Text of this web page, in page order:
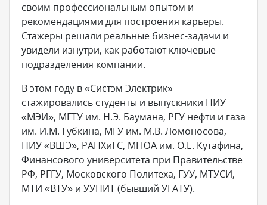
своим профессиональным опытом и
рекомендациями для построения карьеры.
Стажеры решали реальные бизнес-задачи и
увидели изнутри, как работают ключевые
подразделения компании.
В этом году в «Систэм Электрик»
стажировались студенты и выпускники НИУ
«МЭИ», МГТУ им. Н.Э. Баумана, РГУ нефти и газа
им. И.М. Губкина, МГУ им. М.В. Ломоносова,
НИУ «ВШЭ», РАНХиГС, МГЮА им. О.Е. Кутафина,
Финансового университета при Правительстве
РФ, РГГУ, Московского Политеха, ГУУ, МТУСИ,
МТИ «ВТУ» и УУНИТ (бывший УГАТУ).